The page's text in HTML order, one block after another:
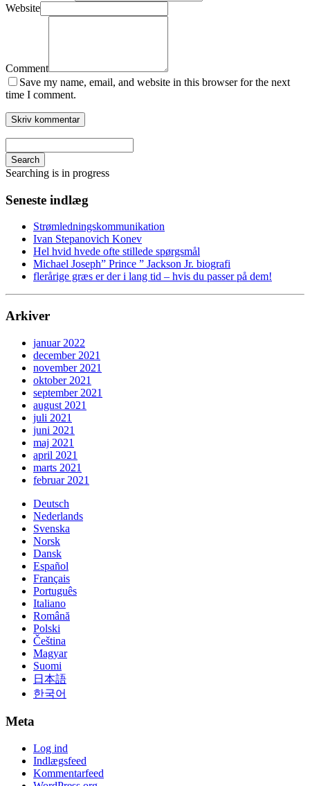
Website
Comment
Save my name, email, and website in this browser for the next
time I comment.
Search
Searching is in progress
Seneste indlæg
Strømledningskommunikation
Ivan Stepanovich Konev
Hel hvid hvede ofte stillede spørgsmål
Michael Joseph” Prince ” Jackson Jr. biografi
flerårige græs er der i lang tid – hvis du passer på dem!
Arkiver
januar 2022
december 2021
november 2021
oktober 2021
september 2021
august 2021
juli 2021
juni 2021
maj 2021
april 2021
marts 2021
februar 2021
Deutsch
Nederlands
Svenska
Norsk
Dansk
Español
Français
Português
Italiano
Română
Polski
Čeština
Magyar
Suomi
日本語
한국어
Meta
Log ind
Indlægsfeed
Kommentarfeed